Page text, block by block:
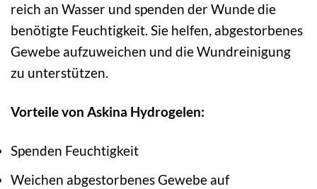
reich an Wasser und spenden der Wunde die
benötigte Feuchtigkeit. Sie helfen, abgestorbenes
Gewebe aufzuweichen und die Wundreinigung
zu unterstützen.
Vorteile von Askina Hydrogelen:
Spenden Feuchtigkeit
Weichen abgestorbenes Gewebe auf